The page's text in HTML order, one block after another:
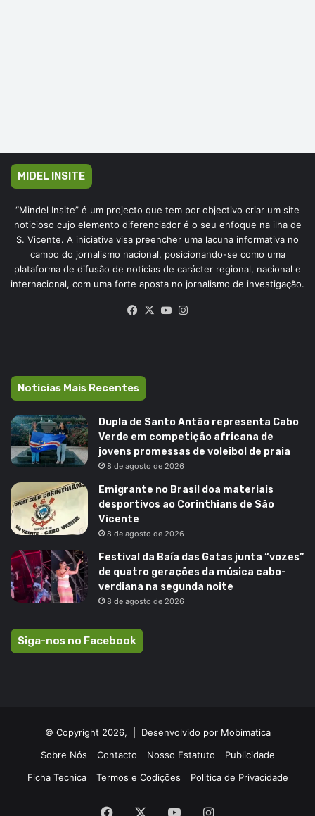
MIDEL INSITE
“Mindel Insite” é um projecto que tem por objectivo criar um site
noticioso cujo elemento diferenciador é o seu enfoque na ilha de
S. Vicente. A iniciativa visa preencher uma lacuna informativa no
campo do jornalismo nacional, posicionando-se como uma
plataforma de difusão de notícias de carácter regional, nacional e
internacional, com uma forte aposta no jornalismo de investigação.
Facebook
X YouTube
Noticias Mais Recentes
Dupla de Santo Antão representa Cabo
Verde em competição africana de
jovens promessas de voleibol de praia
8 de agosto de 2026
Emigrante no Brasil doa materiais
desportivos ao Corinthians de São
Vicente
8 de agosto de 2026
Festival da Baía das Gatas junta “vozes”
de quatro gerações da música cabo-
verdiana na segunda noite
8 de agosto de 2026
Siga-nos no Facebook
© Copyright 2026, | Desenvolvido por Mobimatica
Sobre Nós
Contacto Nosso Estatuto
Publicidade
Ficha Tecnica
Termos e Codições Politica de Privacidade
Facebook YouTubeInstagram